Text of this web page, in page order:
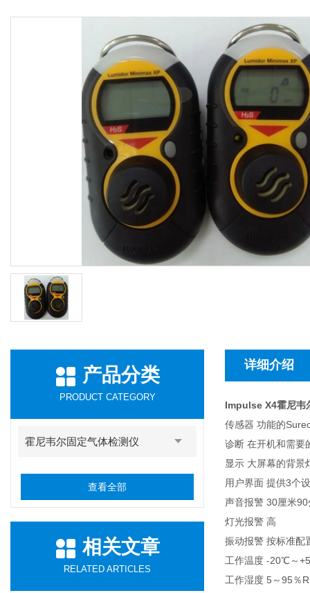
产品分类
PRODUCT CATEGORY
霍尼韦尔固定气体检测仪
查看全部
相关文章
RELATED ARTICLES
详细介绍
Impulse X4霍尼韦
传感器 功能的
诊断 在开机和需要
显示 大屏幕的背景
用户界面 提供3个
声音报警 30厘米90
灯光报警 高
振动报警 按标准配
工作温度 -20℃～
工作湿度 5～95％